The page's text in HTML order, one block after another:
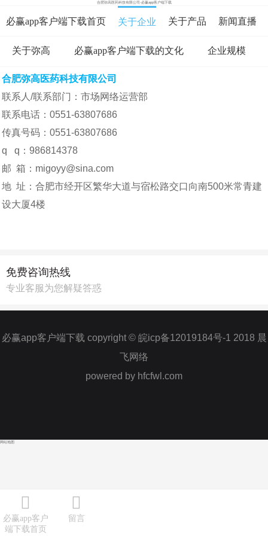
合肥弥高医药科技有限公司-必赢app客户端下载
必赢app客户端下载首页 关于企业 关于产品 新闻直播
在线咨询 资料下载 在线留言
必赢app客户端下载的人才招聘
关于弥高 必赢app客户端下载的文化 企业规模
企业地址
合肥弥高医药科技有限公司
联系人/联系部门：市场网络运营部
联系电话：0551-63807686
传真号码：0551-63807686
q q：986814378
邮 箱： migoyy@sina.com
地 址：合肥市经开区繁华大道与宿松路交口向南500米常青建
设大厦4楼
免费咨询热线
专业客服为您解疑答惑
必赢app客户端下载 copyright © 皖icp备12019184号-1 2018 晨
飞网络
powered by hfcfwl.com
必赢app客户
端下载首页
留言
网站地图